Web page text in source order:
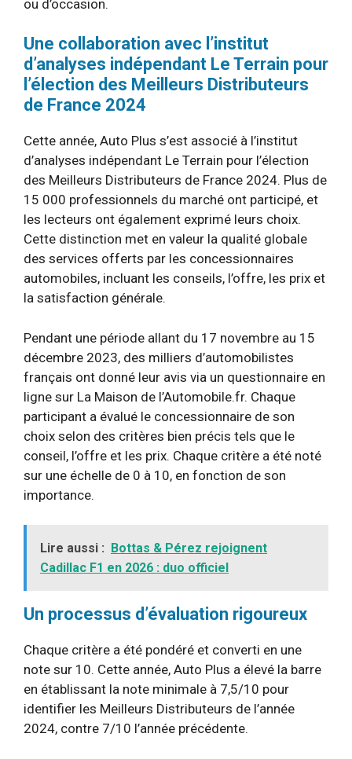
ou d’occasion.
Une collaboration avec l’institut
d’analyses indépendant Le Terrain pour
l’élection des Meilleurs Distributeurs
de France 2024
Cette année, Auto Plus s’est associé à l’institut
d’analyses indépendant Le Terrain pour l’élection
des Meilleurs Distributeurs de France 2024. Plus de
15 000 professionnels du marché ont participé, et
les lecteurs ont également exprimé leurs choix.
Cette distinction met en valeur la qualité globale
des services offerts par les concessionnaires
automobiles, incluant les conseils, l’offre, les prix et
la satisfaction générale.
Pendant une période allant du 17 novembre au 15
décembre 2023, des milliers d’automobilistes
français ont donné leur avis via un questionnaire en
ligne sur La Maison de l’Automobile.fr. Chaque
participant a évalué le concessionnaire de son
choix selon des critères bien précis tels que le
conseil, l’offre et les prix. Chaque critère a été noté
sur une échelle de 0 à 10, en fonction de son
importance.
Lire aussi : Bottas & Pérez rejoignent
Cadillac F1 en 2026 : duo officiel
Un processus d’évaluation rigoureux
Chaque critère a été pondéré et converti en une
note sur 10. Cette année, Auto Plus a élevé la barre
en établissant la note minimale à 7,5/10 pour
identifier les Meilleurs Distributeurs de l’année
2024, contre 7/10 l’année précédente.